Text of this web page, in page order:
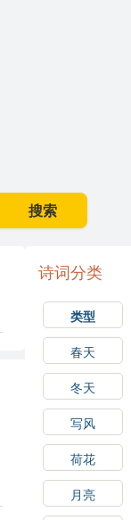
搜索
诗词分类
类型
春天
冬天
写风
荷花
月亮